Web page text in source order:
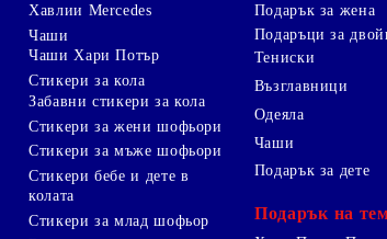
Хавлии Mercedes
Чаши
Чаши Хари Потър
Стикери за кола
Забавни стикери за кола
Стикери за жени шофьори
Стикери за мъже шофьори
Стикери бебе и дете в
колата
Стикери за млад шофьор
Подарък за жена
Подаръци за
Тениски
Възглавници
Одеяла
Чаши
Подарък за дете
Подарък на